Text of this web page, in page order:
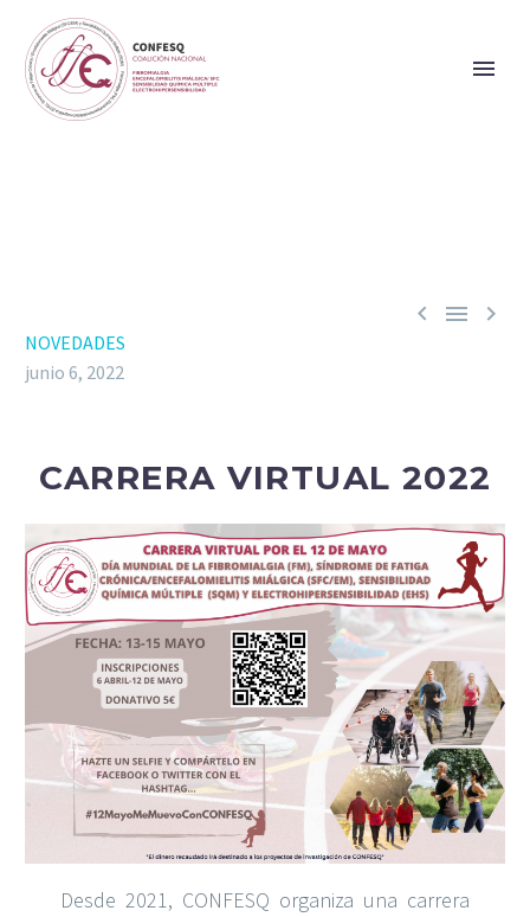
  
NOVEDADES
junio 6, 2022
CARRERA VIRTUAL 2022
Desde 2021, CONFESQ organiza una carrera